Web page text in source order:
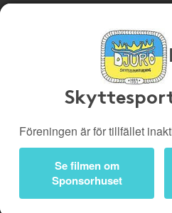
Köp genom denna sida stöttar
Presentkort
Bli medlem
Föreningen är för tillfället
Se filmen om
Sponsorhuset